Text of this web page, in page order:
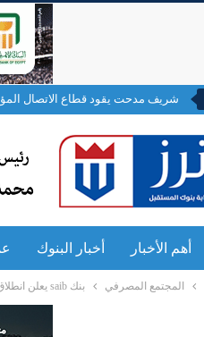
شريف مدحت يقود قطاع الاتصال
أهم الأخبار أخبار البنوك
المجتمع المصرفي بنك saib يعلن انطلاق قوافل «صحة وهمة» بالتعاون مع «إبراهيم بدران» للعام الثانى